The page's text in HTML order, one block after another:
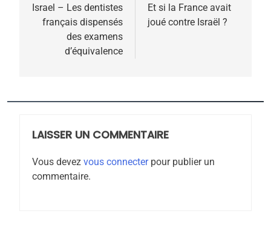
de
l’article
Israel – Les dentistes
français dispensés
des examens
d’équivalence
Et si la France avait
joué contre Israël ?
LAISSER UN COMMENTAIRE
Vous devez vous connecterpour publier un
commentaire.
5
2025, l’année la plus
meurtrière selon le
rapport d’ADL contre
FRANCE
FIÈRE, DIGNE ET RÉSILIENTE :
MA JUDAÏTE par Thérèse
ISRAÉL JUDAISME
7